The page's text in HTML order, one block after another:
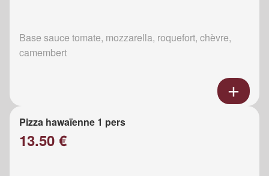
Base sauce tomate, mozzarella, roquefort, chèvre,
camembert
Pizza hawaïenne 1 pers
13.50 €